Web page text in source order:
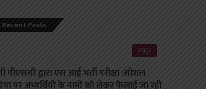
Recent Posts
रायपुर
पीएससी द्वारा एस आई भर्ती परीक्षा :सोशल
पर अभ्यर्थियों के नामों को लेकर फैलाई जा रही